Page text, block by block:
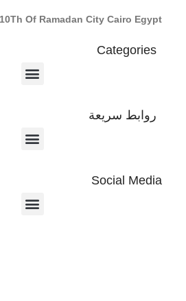
10Th Of Ramadan City Cairo Egypt
Categories
روابط سريعة
Social Media